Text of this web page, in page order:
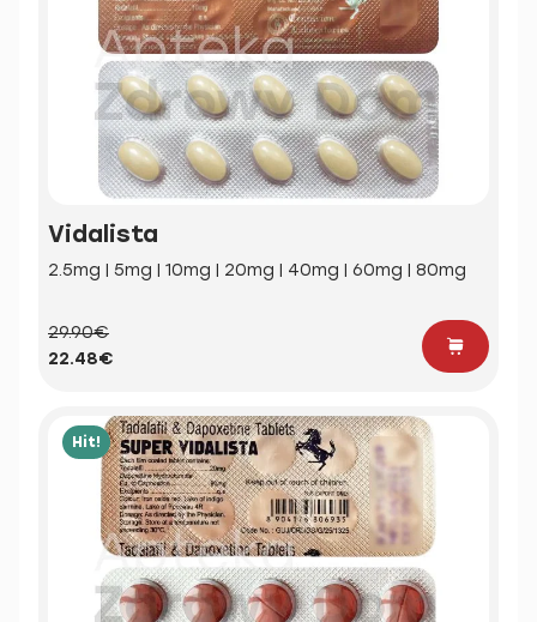
Vidalista
2.5mg | 5mg | 10mg | 20mg | 40mg | 60mg | 80mg
29.90€
22.48€
Hit!